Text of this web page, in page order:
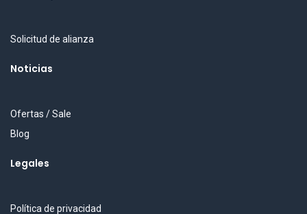
Solicitud de alianza
Noticias
Ofertas / Sale
Blog
Legales
Política de privacidad